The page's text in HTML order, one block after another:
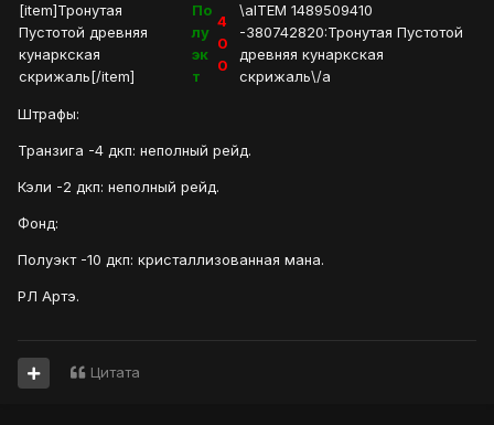
[item]Тронутая
Пустотой древняя
кунаркская
скрижаль[/item]
По
лу
эк
т
4
0
0
\aITEM 1489509410
-380742820:Тронутая Пустотой
древняя кунаркская
скрижаль\/a
Штрафы:
Транзига -4 дкп: неполный рейд.
Кэли -2 дкп: неполный рейд.
Фонд:
Полуэкт -10 дкп: кристаллизованная мана.
РЛ Артэ.
Цитата